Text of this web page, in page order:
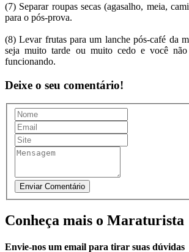
(7) Separar roupas secas (agasalho, meia,
para o pós-prova.
(8) Levar frutas para um lanche pós-café da
seja muito tarde ou muito cedo e você
funcionando.
Deixe o seu comentário!
Conheça mais o Maraturista
Envie-nos um email para tirar suas dúvidas